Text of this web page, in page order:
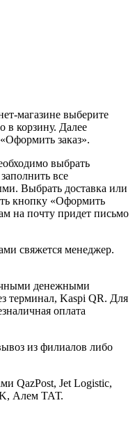
магазине выберите
в корзину. Далее
заказ».
выбрать
все
Выбрать доставка или
кнопку «Оформить
на почту придет письмо
свяжется менеджер.
денежными
терминал, Kaspi QR. Для
оплата
из филиалов либо
QazPost, Jet Logistic,
Алем ТАТ.